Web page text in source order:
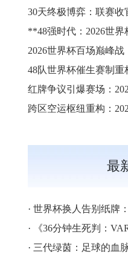
2026世界杯百场巅峰
48队世界杯催生赛制
最
· 世界杯换人告别纸牌：
·
《36分钟生死判：
· 三代绿茵：足球的血